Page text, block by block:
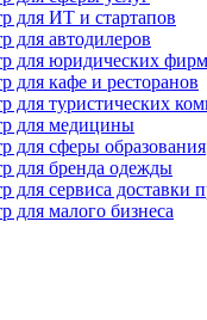
для ИТ и стартапов
для автодилеров
для юридических фирм
для кафе и ресторанов
для туристических
для медицины
для сферы образования
для бренда одежды
для сервиса доставки
для малого бизнеса